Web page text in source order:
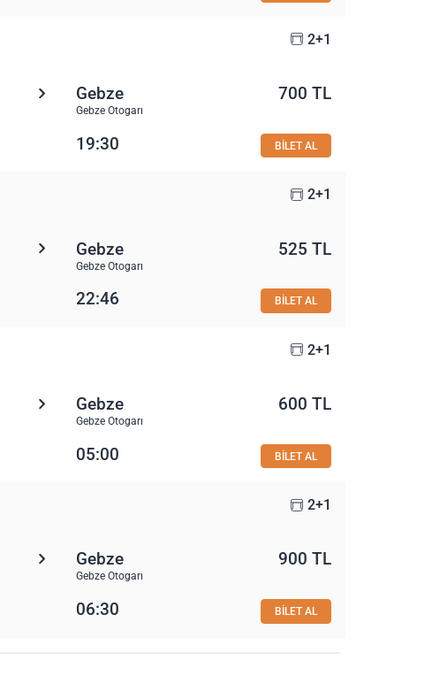
2+1
Gebze
Gebze Otogarı
700 TL
19:30 BİLET AL
2+1
Gebze
Gebze Otogarı
525 TL
22:46 BİLET AL
2+1
Gebze
Gebze Otogarı
600 TL
05:00 BİLET AL
2+1
Gebze
Gebze Otogarı
900 TL
06:30 BİLET AL